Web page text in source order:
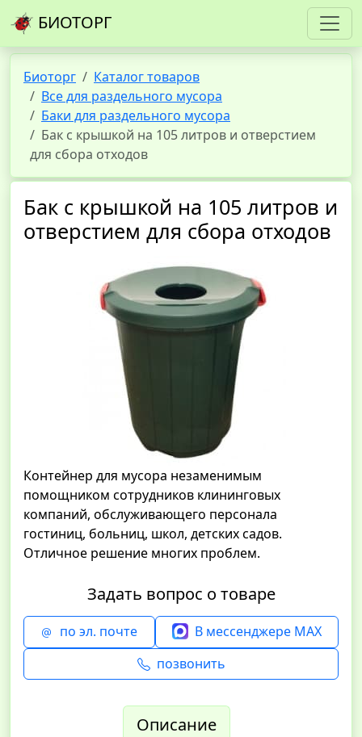
БИОТОРГ
Биоторг
Каталог товаров
Все для раздельного мусора
Баки для раздельного мусора
Бак с крышкой на 105 литров и отверстием
для сбора отходов
Бак с крышкой на 105 литров и
отверстием для сбора отходов
Контейнер для мусора незаменимым
помощником сотрудников клининговых
компаний, обслуживающего персонала
гостиниц, больниц, школ, детских садов.
Отличное решение многих проблем.
Задать вопрос о товаре
по эл. почте
В мессенджере MAX
позвонить
Описание